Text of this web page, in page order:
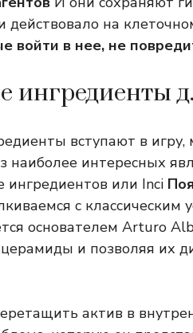
на
войти в нее, не
ингредиенты
вступают в игру,
наиболее интересных
ингредиентов или Inci
с классическим
основателем Arturo
и позволяя их
актив в